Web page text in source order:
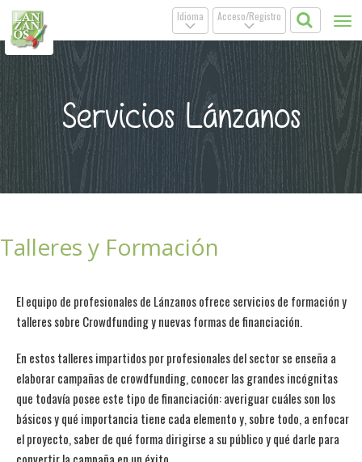
Acceso/Registro
.
Idioma
.
Servicios Lánzanos
Talleres y Formación
El equipo de profesionales de Lánzanos ofrece servicios de formación y
talleres sobre Crowdfunding y nuevas formas de financiación.
En estos talleres impartidos por profesionales del sector se enseña a
elaborar campañas de crowdfunding, conocer las grandes incógnitas
que todavía posee este tipo de financiación: averiguar cuáles son los
básicos y qué importancia tiene cada elemento y, sobre todo, a enfocar
el proyecto, saber de qué forma dirigirse a su público y qué darle para